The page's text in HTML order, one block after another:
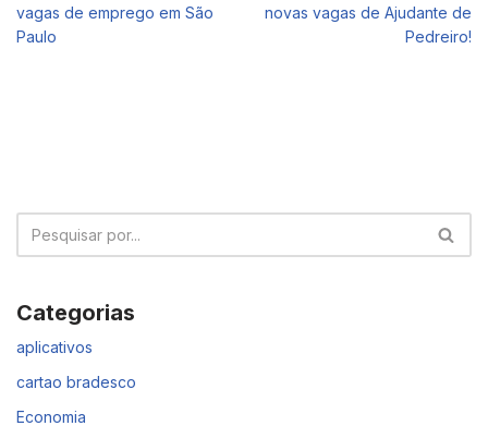
vagas de emprego em São
Paulo
novas vagas de Ajudante de
Pedreiro!
Categorias
aplicativos
cartao bradesco
Economia